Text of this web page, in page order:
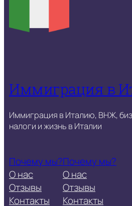
Иммиграция в
Иммиграция в Италию, ВНЖ,
налоги и жизнь в Италии
Почему мы?
О нас
Отзывы
Контакты
Почему мы?
О нас
Отзывы
Контакты